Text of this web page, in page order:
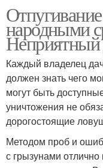
народными
Неприятный
Каждый владелец
должен знать чего
могут быть
уничтожения не
дорогостоящие
Методом проб и
с грызунами